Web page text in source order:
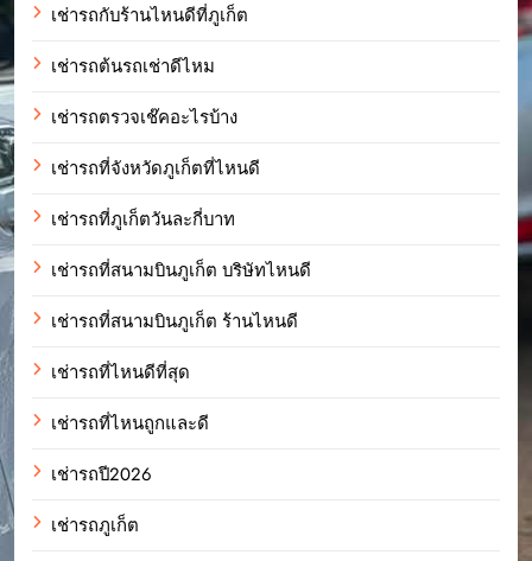
เช่ารถกับร้านไหนดีที่ภูเก็ต
เช่ารถต้นรถเช่าดีไหม
เช่ารถตรวจเช๊คอะไรบ้าง
เช่ารถที่จังหวัดภูเก็ตที่ไหนดี
เช่ารถที่ภูเก็ตวันละกี่บาท
เช่ารถที่สนามบินภูเก็ต บริษัทไหนดี
เช่ารถที่สนามบินภูเก็ต ร้านไหนดี
เช่ารถที่ไหนดีที่สุด
เช่ารถที่ไหนถูกและดี
เช่ารถปี2026
เช่ารถภูเก็ต